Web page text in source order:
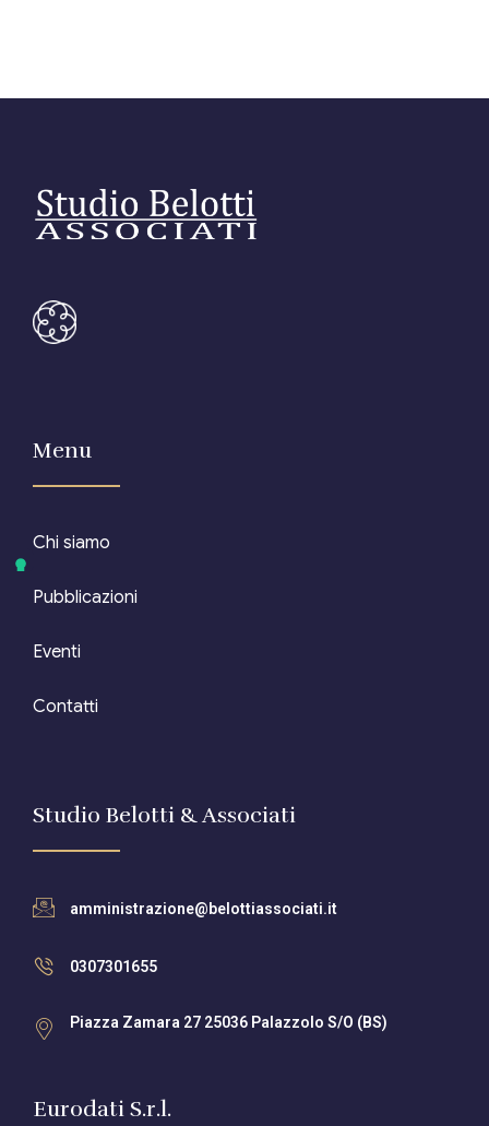
Menu
Chi siamo
Pubblicazioni
Eventi
Contatti
Studio Belotti & Associati
amministrazione@belottiassociati.it
0307301655
Piazza Zamara 27 25036 Palazzolo S/O (BS)
Eurodati S.r.l.